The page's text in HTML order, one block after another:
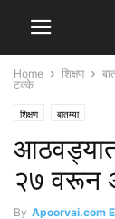
Home शिक्षण
टक्के
शिक्षण बातम्या
२७ वरून
By Apoorvai.com